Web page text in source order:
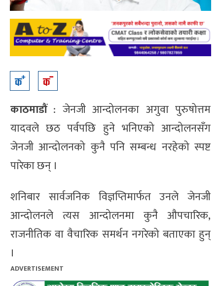
काठमाडौं: जेनजी आन्दोलनका अगुवा पुरुषोत्तम
यादवले छठ पर्वपछि हुने भनिएको आन्दोलनसँग
जेनजी आन्दोलनको कुनै पनि सम्बन्ध नरहेको स्पष्ट
पारेका छन् ।
शनिबार सार्वजनिक विज्ञप्तिमार्फत उनले जेनजी
आन्दोलनले त्यस आन्दोलनमा कुनै औपचारिक,
राजनीतिक वा वैचारिक समर्थन नगरेको बताएका हुन्
।
ADVERTISEMENT